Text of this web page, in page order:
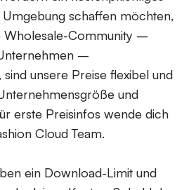
Umgebung schaffen möchten,
Wholesale-Community –
–
unsere Preise flexibel und
und
erste Preisinfos wende dich
Cloud Team.
ein Download-Limit und